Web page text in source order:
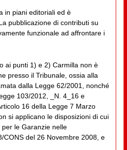
in piani editoriali ed è
pubblicazione di contributi su
funzionale ad affrontare i
ai punti 1) e 2) Carmilla non è
presso il Tribunale, ossia alla
dalla Legge 62/2001, nonché
103/2012, _N. 4_16 e
16 della Legge 7 Marzo
si applicano le disposizioni di cui
le Garanzie nelle
CONS del 26 Novembre 2008, e